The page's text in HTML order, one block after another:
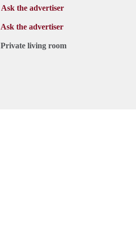
Ask the advertiser
Ask the advertiser
Private living room